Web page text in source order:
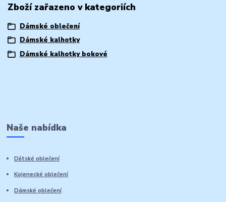
Zboží zařazeno v kategoriích
Dámské oblečení
Dámské kalhotky
Dámské kalhotky bokové
Naše nabídka
Dětské oblečení
Kojenecké oblečení
Dámské oblečení